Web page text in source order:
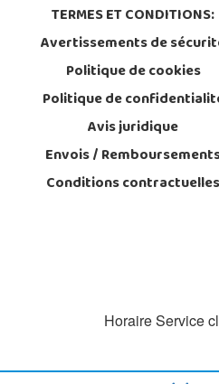
TERMES ET CONDITIONS:
Avertissements de
Politique de cookies
Politique de
Avis juridique
Envois /
Conditions contractuelles
Horaire Service